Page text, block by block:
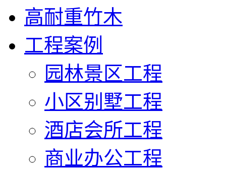
高耐重竹木
工程案例
园林景区工程
小区别墅工程
酒店会所工程
商业办公工程